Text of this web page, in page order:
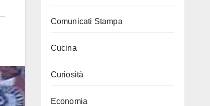
Comunicati Stampa
Cucina
Curiosità
Economia